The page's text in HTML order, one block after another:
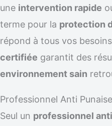
une intervention rapide
terme pour la protection
répond à tous vos
certifiée garantit des
environnement sain
Professionnel Anti
Seul un professionnel